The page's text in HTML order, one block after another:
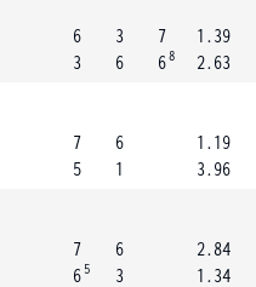
6
3
3
6
7
68
1.39
2.63
7
5
6
1
1.19
3.96
7
6 5
6
3
2.84
1.34